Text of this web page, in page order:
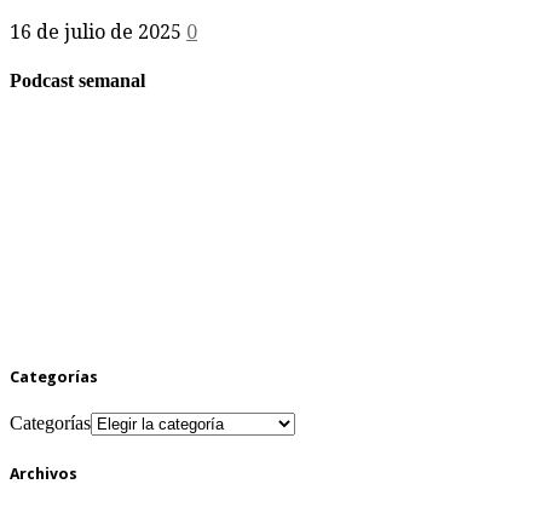
16 de julio de 2025 0
Podcast semanal
Categorías
Categorías
Archivos